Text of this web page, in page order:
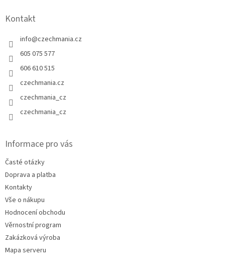
Kontakt
info@czechmania.cz
605 075 577
606 610 515
czechmania.cz
czechmania_cz
czechmania_cz
Informace pro vás
Časté otázky
Doprava a platba
Kontakty
Vše o nákupu
Hodnocení obchodu
Věrnostní program
Zakázková výroba
Mapa serveru